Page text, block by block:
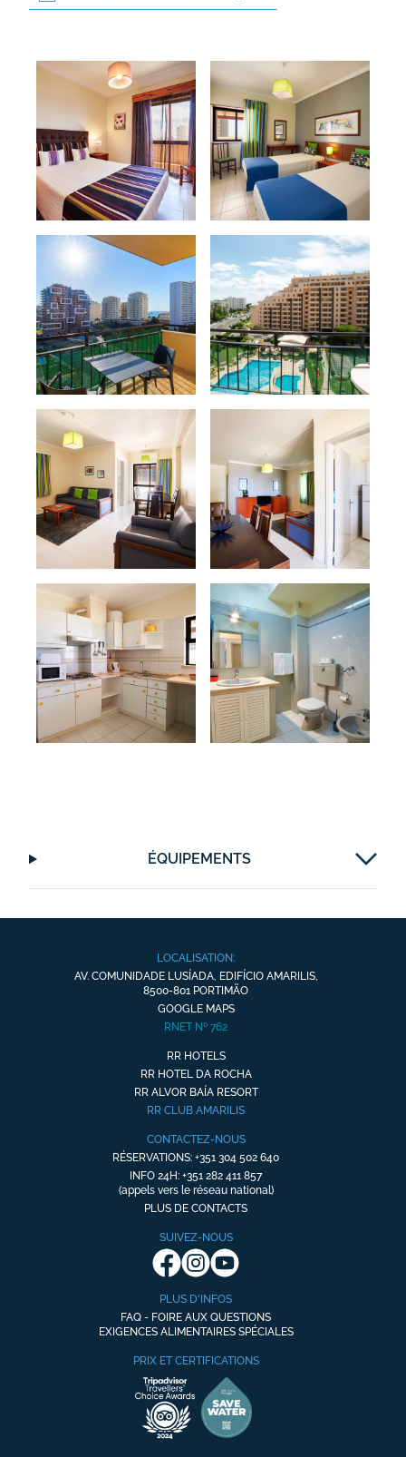
ÉQUIPEMENTS
LOCALISATION:
AV. COMUNIDADE LUSÍADA, EDIFÍCIO AMARILIS,
8500-801 PORTIMÃO
GOOGLE MAPS
RNET Nº 762
RR HOTELS
RR HOTEL DA ROCHA
RR ALVOR BAÍA RESORT
RR CLUB AMARILIS
CONTACTEZ-NOUS
RÉSERVATIONS: +351 304 502 640
INFO 24H: +351 282 411 857
(appels vers le réseau national)
PLUS DE CONTACTS
SUIVEZ-NOUS
PLUS D'INFOS
FAQ - FOIRE AUX QUESTIONS
EXIGENCES ALIMENTAIRES SPÉCIALES
PRIX ET CERTIFICATIONS